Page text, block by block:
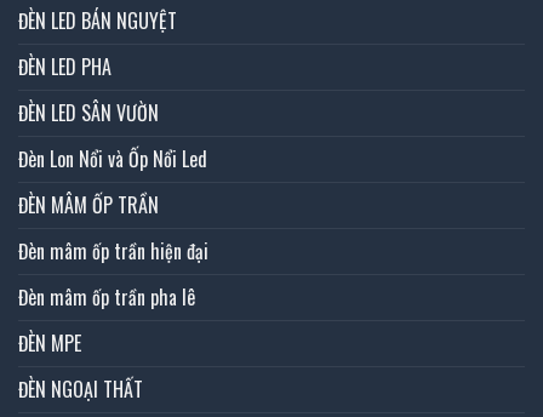
ĐÈN LED BÁN NGUYỆT
ĐÈN LED PHA
ĐÈN LED SÂN VƯỜN
Đèn Lon Nổi và Ốp Nổi Led
ĐÈN MÂM ỐP TRẦN
Đèn mâm ốp trần hiện đại
Đèn mâm ốp trần pha lê
ĐÈN MPE
ĐÈN NGOẠI THẤT